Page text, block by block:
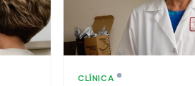
CLÍNICA